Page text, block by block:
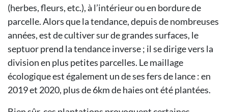
(herbes, fleurs, etc.), à l’intérieur ou en bordure de
parcelle. Alors que la tendance, depuis de nombreuses
années, est de cultiver sur de grandes surfaces, le
septuor prend la tendance inverse ; il se dirige vers la
division en plus petites parcelles. Le maillage
écologique est également un de ses fers de lance : en
2019 et 2020, plus de 6km de haies ont été plantées.